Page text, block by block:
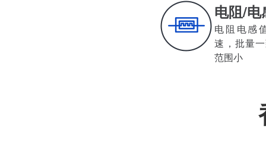
电阻/电
电阻电感值
速，批量
范围小